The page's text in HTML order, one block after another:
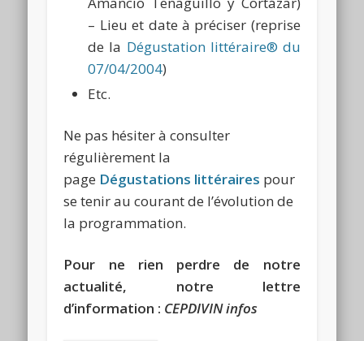
– Lieu et date à préciser (reprise
de la Dégustation littéraire® du
07/04/2004)
Etc.
Ne pas hésiter à consulter
régulièrement la
page Dégustations littéraires pour
se tenir au courant de l’évolution de
la programmation.
Pour ne rien perdre de notre
actualité, notre lettre
d’information : CEPDIVIN infos